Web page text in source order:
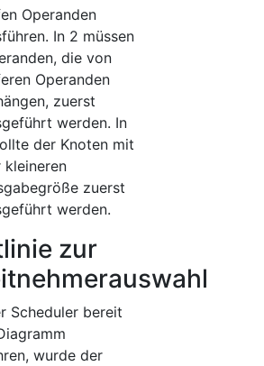
Operanden
In 2 müssen
die von
Operanden
zuerst
werden. In
der Knoten mit
kleineren
zuerst
werden.
zur
Scheduler bereit
wurde der